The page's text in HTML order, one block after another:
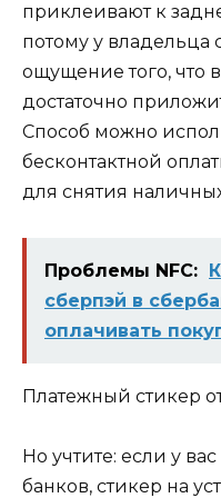
приклеивают к
потому у владельца
ощущение того, что
достаточно
Способ можно
бесконтактной
для снятия
Проблемы NFC:
сберпэй в
оплачивать
Платежный стикер
Но учтите: если у
банков, стикер на